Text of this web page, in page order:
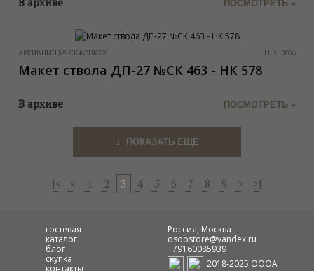
ПОСМОТРЕТЬ »
АРХИВНЫЙ №: СК463НК578 11.01.2026
Макет ствола ДП-27 №СК 463 - НК 578
В архиве ПОСМОТРЕТЬ »
ПОКАЗАТЬ ЕЩЕ
|< < 1 2 3 4 5 6 7 8 9 > >|
гостевая
каталог
блог
скупка
контакты
Россия, Москва
osobstore@yandex.ru
+79160085939
2018-2025 ОООА